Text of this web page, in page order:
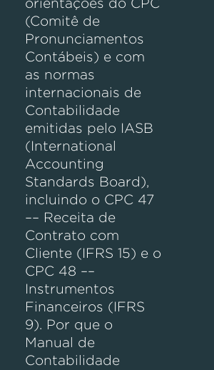
orientações do CPC
(Comitê de
Pronunciamentos
Contábeis) e com
as normas
internacionais de
Contabilidade
emitidas pelo IASB
(International
Accounting
Standards Board),
incluindo o CPC 47
–– Receita de
Contrato com
Cliente (IFRS 15) e o
CPC 48 ––
Instrumentos
Financeiros (IFRS
9). Por que o
Manual de
Contabilidade